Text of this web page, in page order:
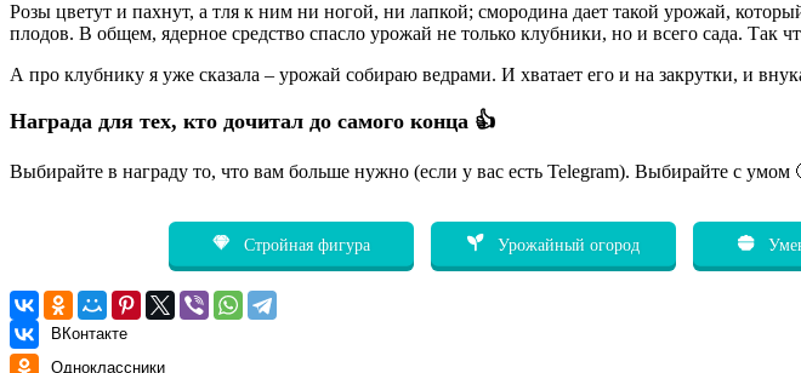
Розы цветут и пахнут, а тля к ним ни ногой, ни лапкой; смородина дает такой урожай,
плодов. В общем, ядерное средство спасло урожай не только клубники, но и всего сада. Так
А про клубнику я уже сказала – урожай собираю ведрами. И хватает его и на закрутки, и
Награда для тех, кто дочитал до самого конца 👍
Выбирайте в награду то, что вам больше нужно (если у вас есть Telegram). Выбирайте с
Стройная фигура Урожайный огород
ВКонтакте
Одноклассники